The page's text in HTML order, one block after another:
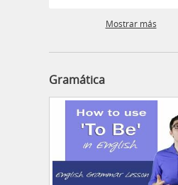
Mostrar más
Gramática